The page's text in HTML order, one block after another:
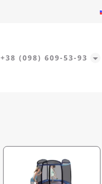
+38 (098) 609-53-93